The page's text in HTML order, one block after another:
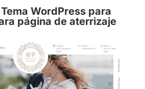
WordPress para
página de aterrizaje